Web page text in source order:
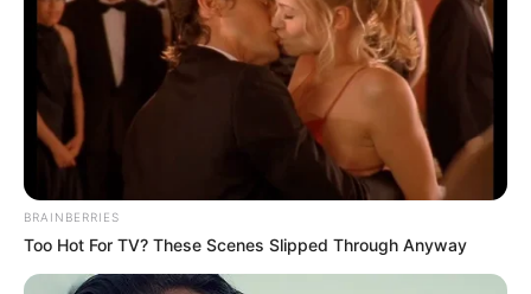
antiker Monumentalarchitektur. Deshalb, und weil hier
orientalische und vorderasiatische Skulpturen und
Kunstwerke aus 6.000 Jahren Kulturgeschichte der
Menschheit betrachtet werden können, ist das Museum
das meistbesuchte in Berlin und eines der bekanntesten
in ganz Deutschland.
Eine tropische Bade- und Erlebniswelt in
der größten freitragenden Halle der Welt,
BRAINBERRIES
Too Hot For TV? These Scenes Slipped Through Anyway